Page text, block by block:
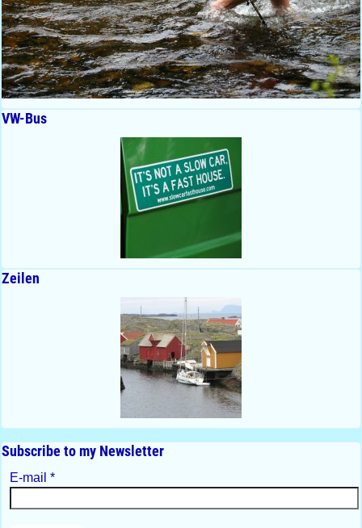
VW-Bus
Zeilen
Subscribe to my Newsletter
E-mail *